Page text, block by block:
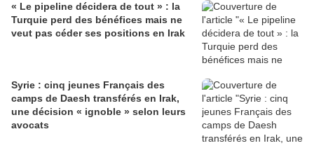
« Le pipeline décidera de tout » : la
Turquie perd des bénéfices mais ne
veut pas céder ses positions en Irak
Syrie : cinq jeunes Français des
camps de Daesh transférés en Irak,
une décision « ignoble » selon leurs
avocats